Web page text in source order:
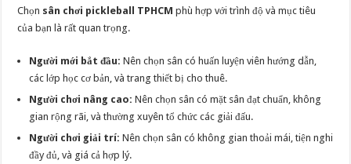
Chọn sân chơi pickleball TPHCM phù hợp với trình độ và mục tiêu
của bạn là rất quan trọng.
Người mới bắt đầu: Nên chọn sân có huấn luyện viên hướng dẫn,
các lớp học cơ bản, và trang thiết bị cho thuê.
Người chơi nâng cao: Nên chọn sân có mặt sân đạt chuẩn, không
gian rộng rãi, và thường xuyên tổ chức các giải đấu.
Người chơi giải trí: Nên chọn sân có không gian thoải mái, tiện nghi
đầy đủ, và giá cả hợp lý.